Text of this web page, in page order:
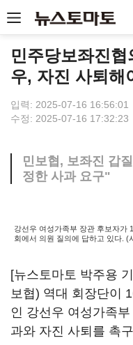
민주당보좌진
우, 자진 사퇴해
입력: 2025-07-16 16:56:01
수정: 2025-07-16 17:32:23
민보협, 보좌진 갑
정한 사과 요구"
강선우 여성가족부 장관 후보자가
회에서 의원 질의에 답하고 있다. (
[뉴스토마토 박주용
보협) 역대 회장단이
인 강선우 여성가족
과와 자진 사퇴를 촉